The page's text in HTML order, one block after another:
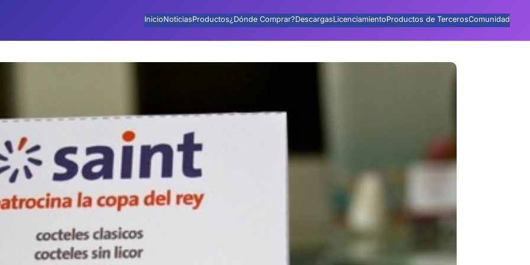
InicioNoticiasProductos¿Dónde Comprar?DescargasLicenciamientoProductos de TercerosComunidad